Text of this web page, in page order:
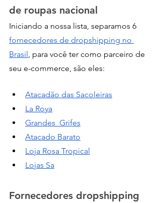
de roupas nacional
Iniciando a nossa lista, separamos 6
fornecedores de dropshipping no
Brasil , para você ter como parceiro de
seu e-commerce, são eles:
Atacadão das Sacoleiras
La Roya
Grandes  Grifes
Atacado Barato
Loja Rosa Tropical
Lojas Sa
Fornecedores dropshipping